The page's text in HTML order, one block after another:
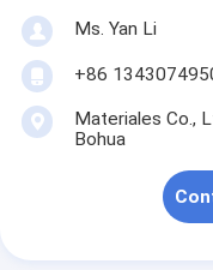
Ms. Yan Li
+86
Materiales Co.,
Bohua